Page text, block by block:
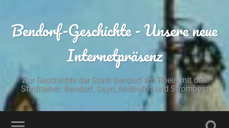
Bendorf-Geschichte - Unsere neue
Internetpräsenz
Zur Geschichte der Stadt Bendorf am Rhein mit den
Stadtteilen: Bendorf, Sayn, Mülhofen und Stromberg